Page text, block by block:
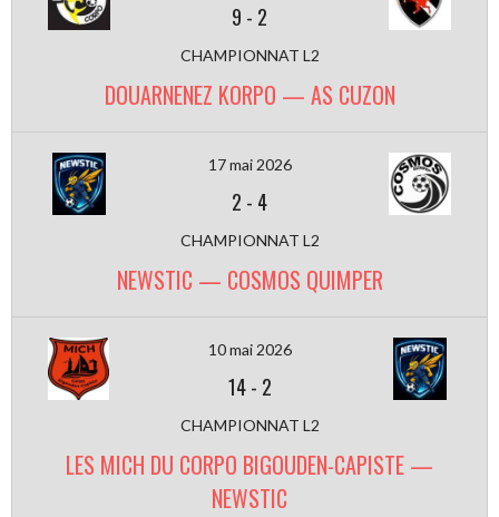
9 - 2
CHAMPIONNAT L2
DOUARNENEZ KORPO — AS CUZON
17 mai 2026
2 - 4
CHAMPIONNAT L2
NEWSTIC — COSMOS QUIMPER
10 mai 2026
14- 2
CHAMPIONNAT L2
LES MICH DU CORPO BIGOUDEN-CAPISTE —
NEWSTIC